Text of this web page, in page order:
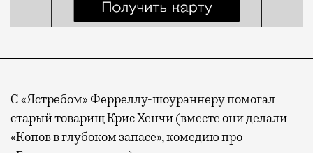
С «Ястребом» Ферреллу-шоураннеру помогал
старый товарищ Крис Хенчи (вместе они делали
«Копов в глубоком запасе», комедию про